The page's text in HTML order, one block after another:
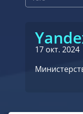
17 окт. 2024